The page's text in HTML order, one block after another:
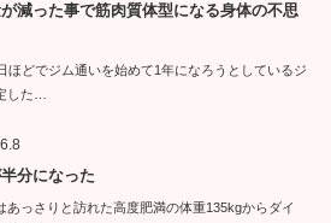
減った事で筋肉質体型になる身体の不思
ほどでジム通いを始めて1年になろうとしているジ
した…
分になった
あっさりと訪れた高度肥満の体重135kgからダイ